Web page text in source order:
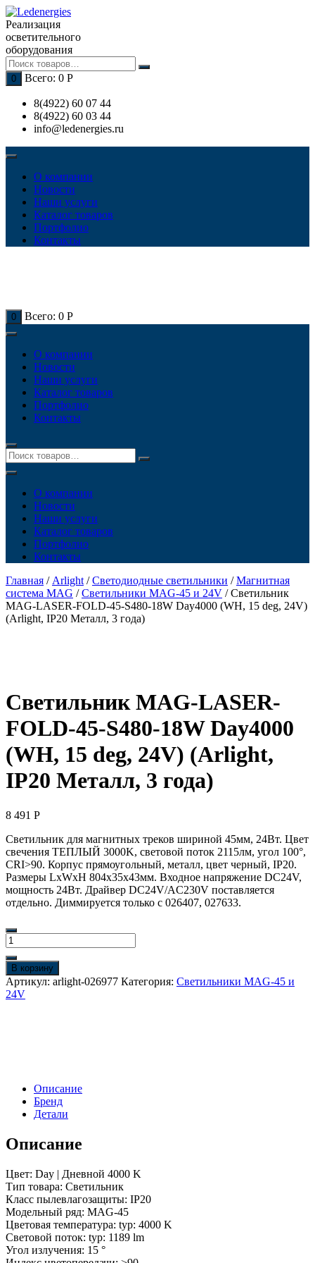
Перейти
к
содержимому
Реализация
осветительного
оборудования
0 Всего: 0 Р
8(4922) 60 07 44
8(4922) 60 03 44
info@ledenergies.ru
О компании
Новости
Наши услуги
Каталог товаров
Портфолио
Контакты
0 Всего: 0 Р
О компании
Новости
Наши услуги
Каталог товаров
Портфолио
Контакты
О компании
Новости
Наши услуги
Каталог товаров
Портфолио
Контакты
Главная / Arlight /Светодиодные светильники /Магнитная
система MAG /Светильники MAG-45 и 24V / Светильник
MAG-LASER-FOLD-45-S480-18W Day4000 (WH, 15 deg, 24V)
(Arlight, IP20 Металл, 3 года)
Светильник MAG-LASER-
FOLD-45-S480-18W Day4000
(WH, 15 deg, 24V) (Arlight,
IP20 Металл, 3 года)
8 491 Р
Светильник для магнитных треков шириной 45мм, 24Вт. Цвет
свечения ТЕПЛЫЙ 3000K, световой поток 2115лм, угол 100°,
CRI>90. Корпус прямоугольный, металл, цвет черный, IP20.
Размеры LxWxH 804x35x43мм. Входное напряжение DC24V,
мощность 24Вт. Драйвер DС24V/AC230V поставляется
отдельно. Диммируется только с 026407, 027633.
Количество
товара
Светильник
MAG-
LASER-
FOLD-
deg,
24V)
(Arlight,
Металл,
В корзину
Артикул: arlight-026977 Категория: Светильники MAG-45 и
24V
Описание
Бренд
Детали
Описание
Цвет: Day | Дневной 4000 K
Тип товара: Светильник
Класс пылевлагозащиты: IP20
Модельный ряд: MAG-45
Цветовая температура: typ: 4000 K
Световой поток: typ: 1189 lm
Угол излучения: 15 °